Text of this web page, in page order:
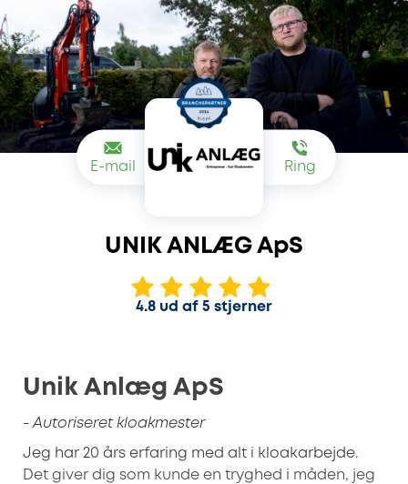
E-mail Ring
UNIK ANLÆG ApS
4.8 ud af 5 stjerner
Unik Anlæg ApS
- Autoriseret kloakmester
Jeg har 20 års erfaring med alt i kloakarbejde.
Det giver dig som kunde en tryghed i måden, jeg